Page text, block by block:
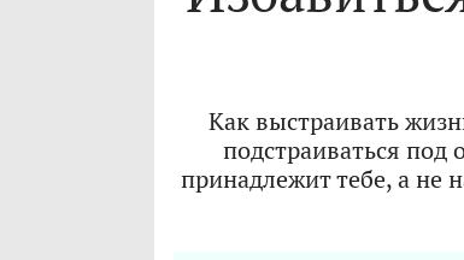
Как выстраивать
подстраиваться
принадлежит тебе, а не